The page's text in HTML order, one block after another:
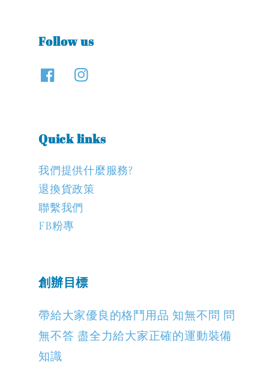
Follow us
Quick links
我們提供什麼服務?
退換貨政策
聯繫我們
FB粉專
創辦目標
帶給大家優良的格鬥用品 知無不問 問
無不答 盡全力給大家正確的運動裝備
知識